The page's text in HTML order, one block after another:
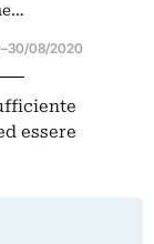
–30/08/2020
essere